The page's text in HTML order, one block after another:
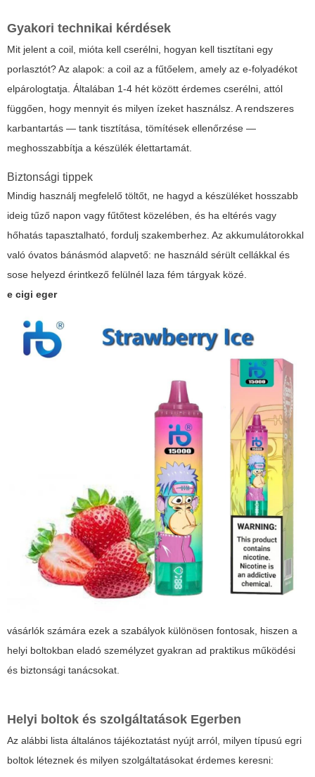
Gyakori technikai kérdések
Mit jelent a coil, mióta kell cserélni, hogyan kell tisztítani egy
porlasztót? Az alapok: a coil az a fűtőelem, amely az e-folyadékot
elpárologtatja. Általában 1-4 hét között érdemes cserélni, attól
függően, hogy mennyit és milyen ízeket használsz. A rendszeres
karbantartás — tank tisztítása, tömítések ellenőrzése —
meghosszabbítja a készülék élettartamát.
Biztonsági tippek
Mindig használj megfelelő töltőt, ne hagyd a készüléket hosszabb
ideig tűző napon vagy fűtőtest közelében, és ha eltérés vagy
hőhatás tapasztalható, fordulj szakemberhez. Az akkumulátorokkal
való óvatos bánásmód alapvető: ne használd sérült cellákkal és
sose helyezd érintkező felülnél laza fém tárgyak közé.
e cigi eger
vásárlók számára ezek a szabályok különösen fontosak, hiszen a
helyi boltokban eladó személyzet gyakran ad praktikus működési
és biztonsági tanácsokat.
Helyi boltok és szolgáltatások Egerben
Az alábbi lista általános tájékoztatást nyújt arról, milyen típusú egri
boltok léteznek és milyen szolgáltatásokat érdemes keresni: